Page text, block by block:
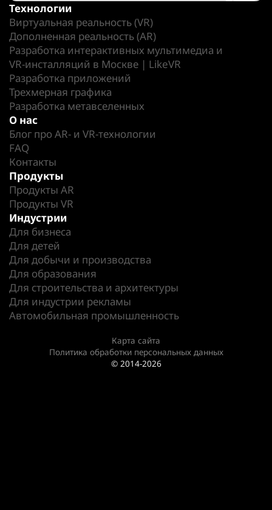
Технологии
Виртуальная реальность (VR)
Дополненная реальность (AR)
Разработка интерактивных мультимедиа и
VR-инсталляций в Москве | LikeVR
Разработка приложений
Трехмерная графика
Разработка метавселенных
О нас
Блог про AR- и VR-технологии
FAQ
Контакты
Продукты
Продукты AR
Продукты VR
Индустрии
Для бизнеса
Для детей
Для добычи и производства
Для образования
Для строительства и архитектуры
Для индустрии рекламы
Автомобильная промышленность
Карта сайта
Политика обработки персональных данных
© 2014-2026